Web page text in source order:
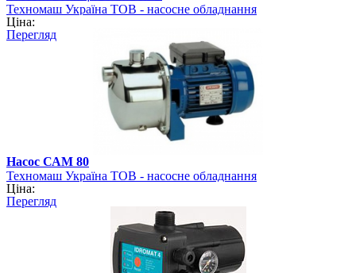
Техномаш Україна ТОВ - насосне обладнання
Ціна:
Перегляд
Насос САМ 80
Техномаш Україна ТОВ - насосне обладнання
Ціна:
Перегляд